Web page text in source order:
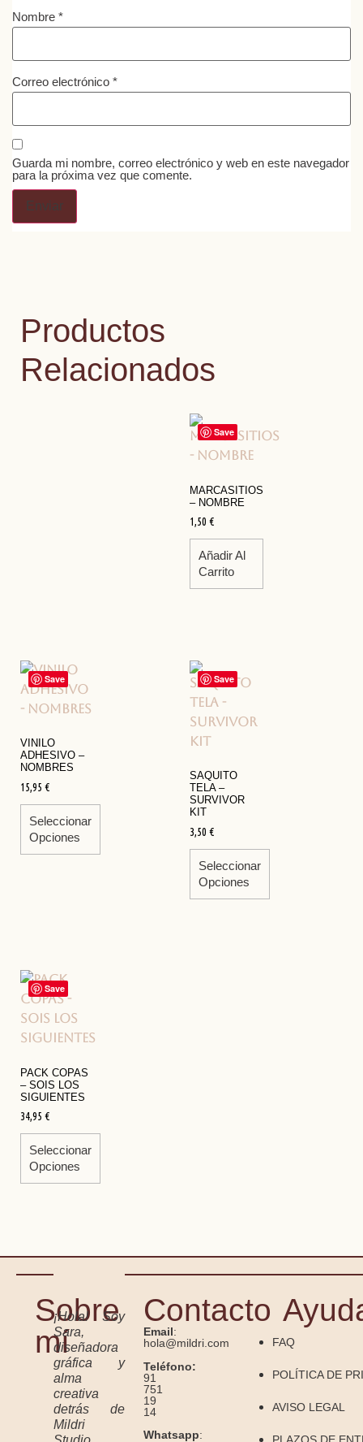
Nombre *
Correo electrónico *
Guarda mi nombre, correo electrónico y web en este navegador
para la próxima vez que comente.
Productos
Relacionados
Save
MARCASITIOS
– NOMBRE
1,50 €
Añadir Al
Carrito
Save
VINILO
ADHESIVO –
NOMBRES
15,95 €
Seleccionar
Opciones
Save
SAQUITO
TELA –
SURVIVOR
KIT
3,50 €
Seleccionar
Opciones
Save
PACK COPAS
– SOIS LOS
SIGUIENTES
34,95 €
Seleccionar
Opciones
Sobre
mí
¡Hola! Soy
Sara,
diseñadora
gráfica y
alma
creativa
detrás de
Mildri
Contacto
Email:
hola@mildri.com
Teléfono:
91
751
19
14
Whatsapp:
FAQ
POLÍTICA DE
AVISO LEGAL